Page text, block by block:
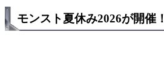
モンスト夏休み2026が開催！